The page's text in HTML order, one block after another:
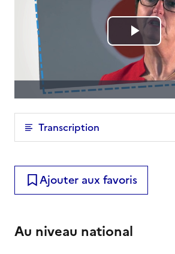
Transcription
Ajouter aux favoris
Au niveau national